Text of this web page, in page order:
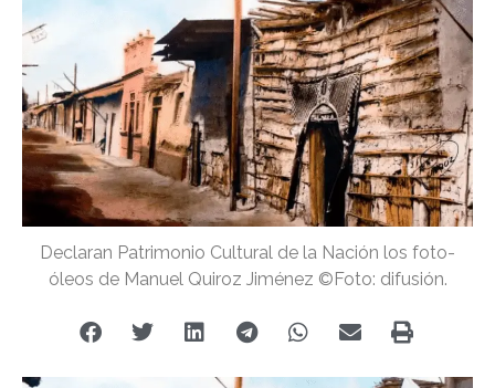
Declaran Patrimonio Cultural de la Nación los foto-
óleos de Manuel Quiroz Jiménez ©Foto: difusión.